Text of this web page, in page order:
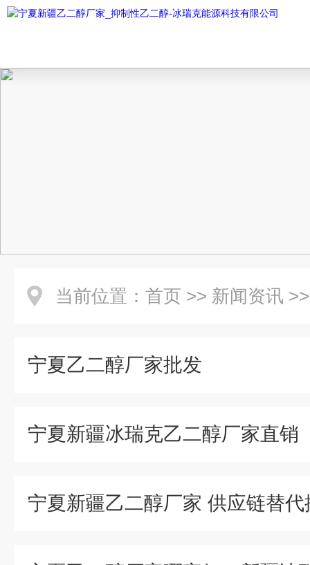
当前位置： 首页 >> 新闻资讯
宁夏乙二醇厂家批发
宁夏新疆冰瑞克乙二醇厂家直销
宁夏新疆乙二醇厂家 供应链替代